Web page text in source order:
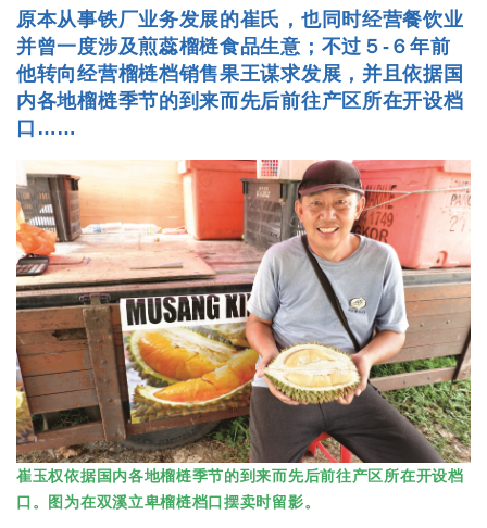
原本从事铁厂业务发展的崔氏，也同时经营餐饮业
并曾一度涉及煎蕊榴梿食品生意；不过５-６年前
他转向经营榴梿档销售果王谋求发展，并且依据国
内各地榴梿季节的到来而先后前往产区所在开设档
口……
崔玉权依据国内各地榴梿季节的到来而先后前往产区所在开设档
口。图为在双溪立卑榴梿档口摆卖时留影。